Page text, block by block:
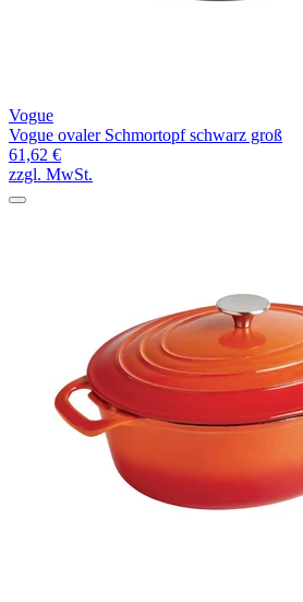
Vogue
Vogue ovaler Schmortopf schwarz groß
61,62 €
zzgl. MwSt.